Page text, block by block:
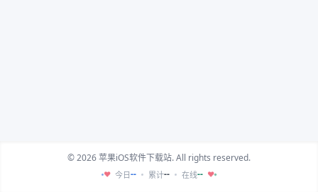
© 2026 苹果iOS软件下载站. All rights reserved.
♥ 今日-- 累计-- 在线-- ♥